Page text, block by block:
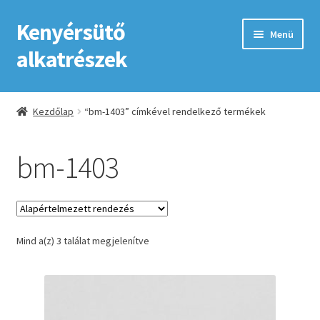
Ugrás
a
navigációhoz
Kilépés
a
tartalomba
Kenyérsütő
alkatrészek
Menü
Kezdőlap
ÁSZF
Fiókom
GYIK
Impresszum
Kezdőlap “bm-1403” címkével rendelkező termékek
bm-1403
Mind a(z) 3 találat megjelenítve